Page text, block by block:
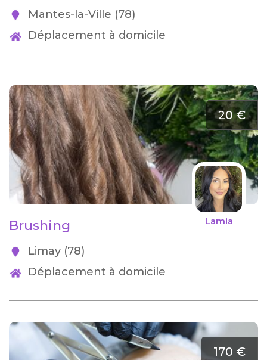
Mantes-la-Ville (78)
Déplacement à domicile
20 €
Lamia
Brushing
Limay (78)
Déplacement à domicile
170 €